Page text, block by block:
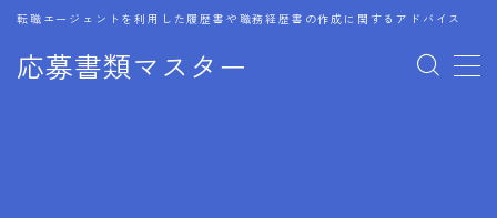
応募書類マスター
転職エージェントを利用した履歴書や職務経歴書の作成に関するアドバイス
MENU